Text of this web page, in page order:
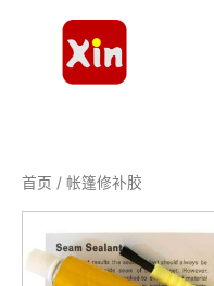
首页 / 帐篷修补胶